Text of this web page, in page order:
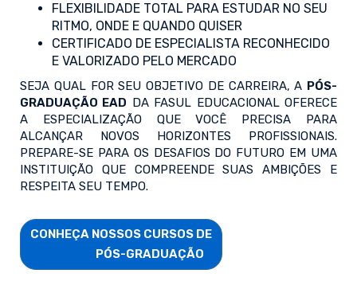
FLEXIBILIDADE TOTAL PARA ESTUDAR NO SEU
RITMO, ONDE E QUANDO QUISER
CERTIFICADO DE ESPECIALISTA RECONHECIDO
E VALORIZADO PELO MERCADO
SEJA QUAL FOR SEU OBJETIVO DE CARREIRA, A PÓS-
GRADUAÇÃO EAD DA FASUL EDUCACIONAL OFERECE
A ESPECIALIZAÇÃO QUE VOCÊ PRECISA PARA
ALCANÇAR NOVOS HORIZONTES PROFISSIONAIS.
PREPARE-SE PARA OS DESAFIOS DO FUTURO EM UMA
INSTITUIÇÃO QUE COMPREENDE SUAS AMBIÇÕES E
RESPEITA SEU TEMPO.
CONHEÇA NOSSOS CURSOS DE
                        PÓS-GRADUAÇÃO